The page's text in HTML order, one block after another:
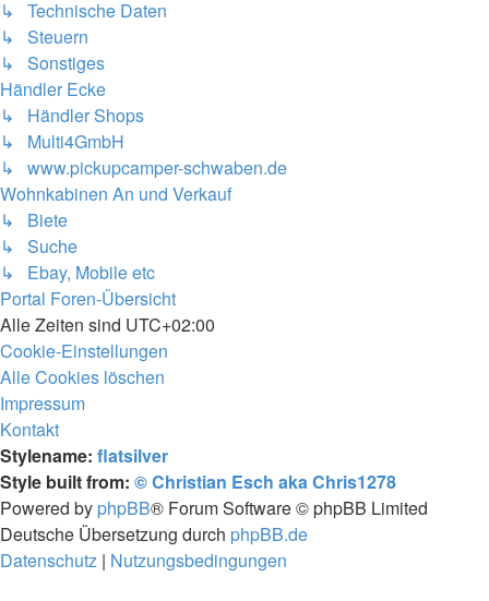
↳ Technische Daten
↳ Steuern
↳ Sonstiges
Händler Ecke
↳ Händler Shops
↳ Multi4GmbH
↳ www.pickupcamper-schwaben.de
Wohnkabinen An und Verkauf
↳ Biete
↳ Suche
↳ Ebay, Mobile etc
Portal Foren-Übersicht
Alle Zeiten sind UTC+02:00
Cookie-Einstellungen
Alle Cookies löschen
Impressum
Kontakt
Stylename: flatsilver
Style built from: © Christian Esch aka Chris1278
Powered by phpBB® Forum Software © phpBB Limited
Deutsche Übersetzung durch phpBB.de
Datenschutz | Nutzungsbedingungen